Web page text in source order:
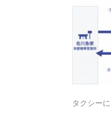
タクシー